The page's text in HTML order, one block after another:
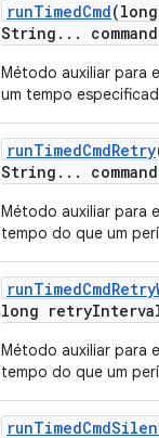
runTimedCmd
String . . .
Método auxiliar para
um tempo
runTimedCmdRetry
String . . .
Método auxiliar para
tempo do que um
runTimedCmdRetry
long retry
Método auxiliar para
tempo do que um
runTimedCmd